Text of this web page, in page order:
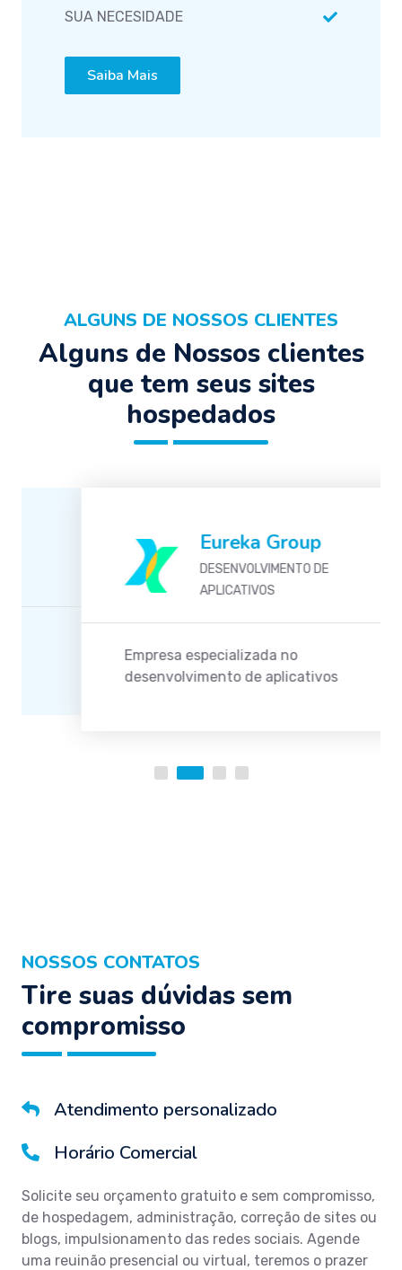
SUA NECESIDADE
Saiba Mais
ALGUNS DE NOSSOS CLIENTES
Alguns de Nossos clientes
que tem seus sites
hospedados
Eureka Group
DESENVOLVIMENTO DE
APLICATIVOS
Empresa especializada no
desenvolvimento de aplicativos
NOSSOS CONTATOS
Tire suas dúvidas sem
compromisso
Atendimento personalizado
Horário Comercial
Solicite seu orçamento gratuito e sem compromisso,
de hospedagem, administração, correção de sites ou
blogs, impulsionamento das redes sociais. Agende
uma reuinão presencial ou virtual, teremos o prazer